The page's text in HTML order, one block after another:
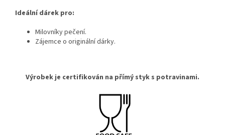
Ideální dárek pro:
Milovníky pečení.
Zájemce o originální dárky.
Výrobek je certifikován na přímý styk s potravinami.